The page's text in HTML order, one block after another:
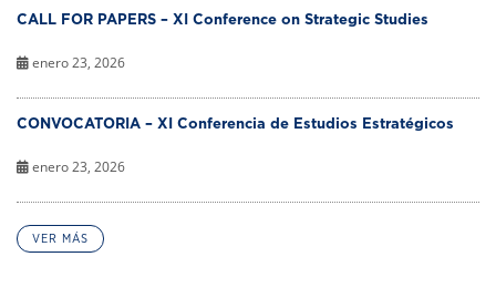
CALL FOR PAPERS – XI Conference on Strategic Studies
enero 23, 2026
CONVOCATORIA – XI Conferencia de Estudios Estratégicos
enero 23, 2026
VER MÁS